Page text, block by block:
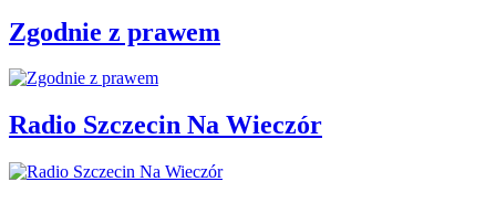
Zgodnie z prawem
Radio Szczecin Na Wieczór